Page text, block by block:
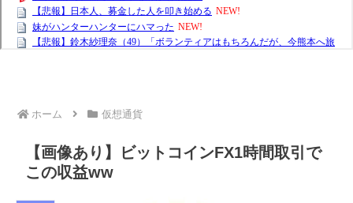
ホーム 仮想通貨
【画像あり】ビットコインFX1時間取引で
この収益ww